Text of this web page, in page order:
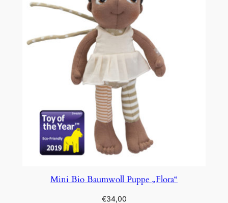
Mini Bio Baumwoll Puppe „Flora“
€34,00